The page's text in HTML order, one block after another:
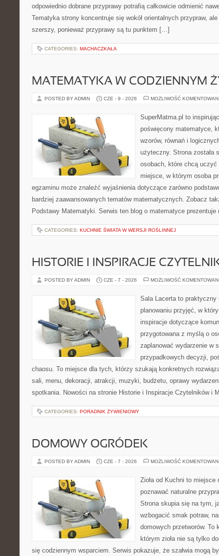
odpowiednio dobrane przyprawy potrafią całkowicie odmienić
Tematyka strony koncentruje się wokół orientalnych przypraw,
szerszy, ponieważ przyprawy są tu punktem […]
CATEGORIES: MACHACZKAŁA
MATEMATYKA W CODZIENNYM
POSTED BY ADMIN CZE - 9 - 2026 MOŻLIWOŚĆ
SuperMatma.pl to
poświęcony matematyce,
wzorów, równań i
użyteczny. Strona została
osobach, które chcą
miejsce, w którym osoba
egzaminu może znaleźć wyjaśnienia dotyczące zarówno
bardziej zaawansowanych tematów matematycznych. Zobacz
Podstawy Matematyki. Serwis ten blog o matematyce
CATEGORIES: KUCHNIE ŚWIATA W WERSJI ROŚLINNEJ
HISTORIE I INSPIRACJE
POSTED BY ADMIN CZE - 7 - 2026 MOŻLIWOŚĆ
Sala Lacerta to praktyczny
planowaniu przyjęć, w
inspiracje dotyczące
przygotowana z myślą o
zaplanować wydarzenie w
przypadkowych decyzji,
chaosu. To miejsce dla tych, którzy szukają konkretnych
sali, menu, dekoracji, atrakcji, muzyki, budżetu, oprawy
spotkania. Nowości na stronie Historie i Inspiracje Czytelników i
CATEGORIES: PORADNIK ŻYWIENIOWY
DOMOWY OGRÓDEK
POSTED BY ADMIN CZE - 7 - 2026 MOŻLIWOŚĆ
Zioła od Kuchni to
poznawać naturalne
Strona skupia się na tym,
wzbogacić smak potraw,
domowych przetworów. To
którym zioła nie są tylko
się codziennym wsparciem. Serwis pokazuje, że szałwia mogą